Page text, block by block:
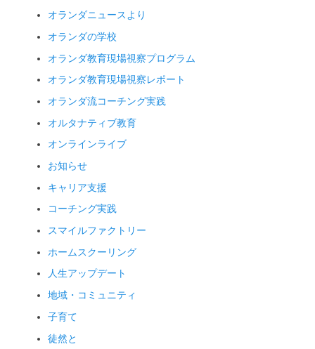
オランダニュースより
オランダの学校
オランダ教育現場視察プログラム
オランダ教育現場視察レポート
オランダ流コーチング実践
オルタナティブ教育
オンラインライブ
お知らせ
キャリア支援
コーチング実践
スマイルファクトリー
ホームスクーリング
人生アップデート
地域・コミュニティ
子育て
徒然と